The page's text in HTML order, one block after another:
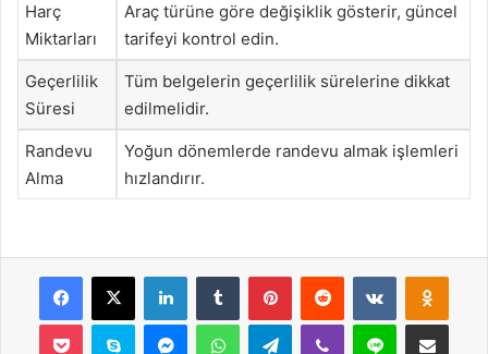
Harç
Miktarları
Araç türüne göre değişiklik gösterir, güncel
tarifeyi kontrol edin.
Geçerlilik
Süresi
Tüm belgelerin geçerlilik sürelerine dikkat
edilmelidir.
Randevu
Alma
Yoğun dönemlerde randevu almak işlemleri
hızlandırır.
Facebook
X LinkedInTumblr PinterestReddit VKontakte
Pocket Skype MessengerWhatsAppTelegramViber Line E-Posta ile